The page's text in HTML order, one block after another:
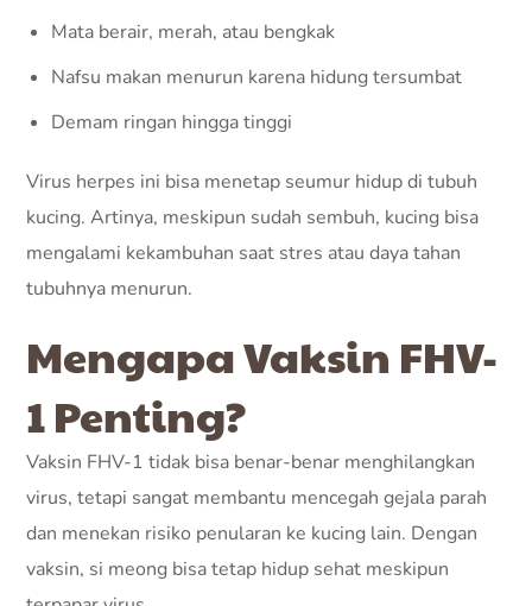
Mata berair, merah, atau bengkak
Nafsu makan menurun karena hidung tersumbat
Demam ringan hingga tinggi
Virus herpes ini bisa menetap seumur hidup di tubuh
kucing. Artinya, meskipun sudah sembuh, kucing bisa
mengalami kekambuhan saat stres atau daya tahan
tubuhnya menurun.
Mengapa Vaksin FHV-
1 Penting?
Vaksin FHV-1 tidak bisa benar-benar menghilangkan
virus, tetapi sangat membantu mencegah gejala parah
dan menekan risiko penularan ke kucing lain. Dengan
vaksin, si meong bisa tetap hidup sehat meskipun